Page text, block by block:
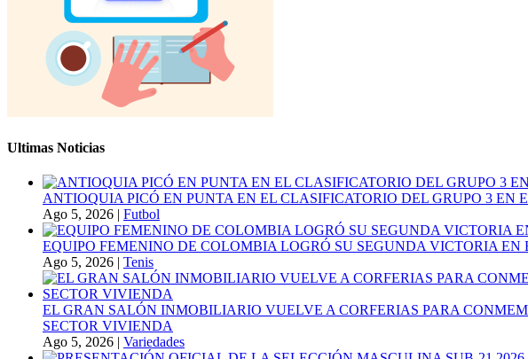
Ultimas Noticias
ANTIOQUIA PICÓ EN PUNTA EN EL CLASIFICATORIO DEL GRUPO 3 EN
Ago 5, 2026 | Futbol
EQUIPO FEMENINO DE COLOMBIA LOGRÓ SU SEGUNDA VICTORIA
Ago 5, 2026 | Tenis
EL GRAN SALÓN INMOBILIARIO VUELVE A CORFERIAS PARA
SECTOR VIVIENDA
Ago 5, 2026 | Variedades